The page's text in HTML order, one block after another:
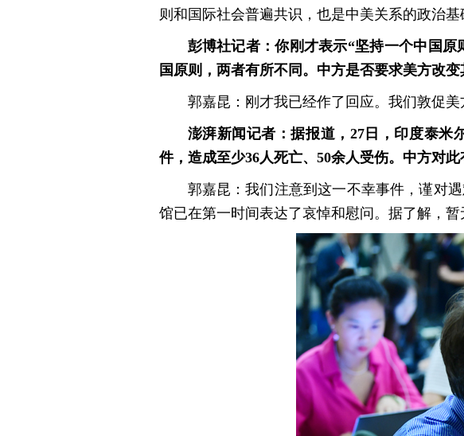
则和国际社会普遍共识，也是中美关系的政治
彭博社记者：你刚才表示“坚持一个中国原
国原则，两者有所不同。中方是否要求美方改
郭嘉昆：刚才我已经作了回应。我们敦促
澎湃新闻记者：据报道，27日，印度泰米
件，造成至少36人死亡、50余人受伤。中方对此
郭嘉昆：我们注意到这一不幸事件，谨对
馆已在第一时间表达了哀悼和慰问。据了解，暂